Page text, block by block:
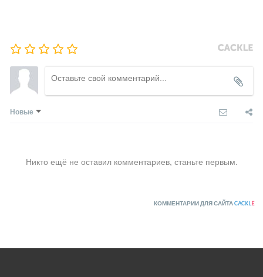
Новые
Никто ещё не оставил комментариев, станьте первым.
КОММЕНТАРИИ ДЛЯ САЙТАCACKLE